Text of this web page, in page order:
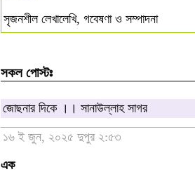
সৃজনশীল লেখালেখি, গবেষণা ও সম্পাদনা
সকল পোস্টঃ
জোছনার দিকে ।। সানাউল্লাহ সাগর
১৬ ই জুন, ২০২৫ দুপুর ২:৫৩
এক